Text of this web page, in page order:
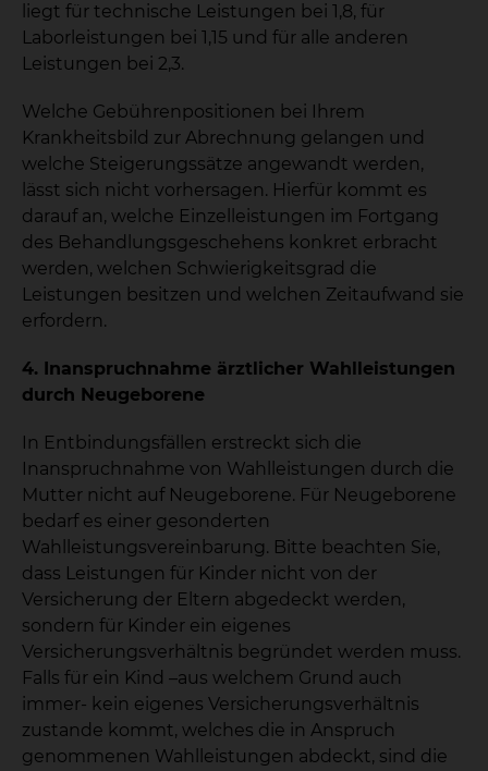
liegt für technische Leistungen bei 1,8, für
Laborleistungen bei 1,15 und für alle anderen
Leistungen bei 2,3.
Welche Gebührenpositionen bei Ihrem
Krankheitsbild zur Abrechnung gelangen und
welche Steigerungssätze angewandt werden,
lässt sich nicht vorhersagen. Hierfür kommt es
darauf an, welche Einzelleistungen im Fortgang
des Behandlungsgeschehens konkret erbracht
werden, welchen Schwierigkeitsgrad die
Leistungen besitzen und welchen Zeitaufwand sie
erfordern.
4. Inanspruchnahme ärztlicher Wahlleistungen
durch Neugeborene
In Entbindungsfällen erstreckt sich die
Inanspruchnahme von Wahlleistungen durch die
Mutter nicht auf Neugeborene. Für Neugeborene
bedarf es einer gesonderten
Wahlleistungsvereinbarung. Bitte beachten Sie,
dass Leistungen für Kinder nicht von der
Versicherung der Eltern abgedeckt werden,
sondern für Kinder ein eigenes
Versicherungsverhältnis begründet werden muss.
Falls für ein Kind –aus welchem Grund auch
immer- kein eigenes Versicherungsverhältnis
zustande kommt, welches die in Anspruch
genommenen Wahlleistungen abdeckt, sind die